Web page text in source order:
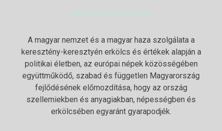
A magyar nemzet és a magyar haza szolgálata a
keresztény-keresztyén erkölcs és értékek alapján a
politikai életben, az európai népek közösségében
együttműködő, szabad és független Magyarország
fejlődésének előmozdítása, hogy az ország
szellemiekben és anyagiakban, népességben és
erkölcsében egyaránt gyarapodjék.